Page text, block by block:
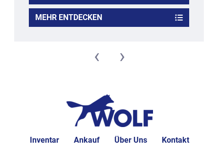
MEHR ENTDECKEN
‹ ›
Inventar Ankauf Über Uns Kontakt